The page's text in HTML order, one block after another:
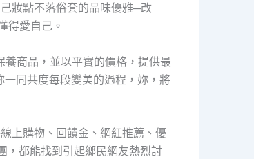
妝點不落俗套的品味優雅─改
得愛自己。
商品，並以平實的價格，提供最
同共度每段變美的過程，妳，將
上購物、回饋金、網紅推薦、優
，都能找到引起鄉民網友熱烈討